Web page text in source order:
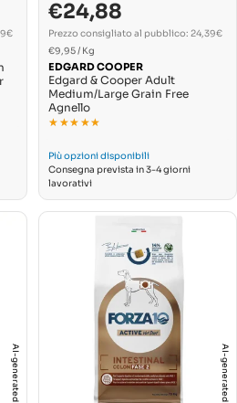
Prezzo
normale
€24,88
Prezzo consigliato al pubblico: 24,39€
PREZZO
UNITARIO
€9,95/ Per
Kg
EDGARD COOPER
Edgard & Cooper Adult
Medium/Large Grain Free
Agnello
★★★★★
★★★★★
Più opzioni disponibili
Consegna prevista in 3-4 giorni
lavorativi
AI-generated AI-generated